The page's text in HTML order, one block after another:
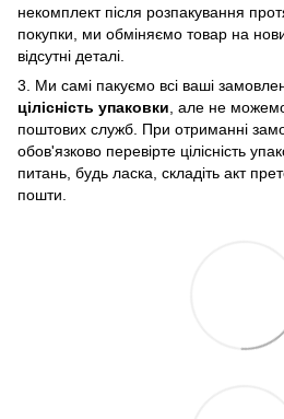
некомплект після розпакування
покупки, ми обміняємо товар на
відсутні деталі.
3. Ми самі пакуємо всі ваші
цілісність упаковки , але не
поштових служб. При отриманні
обов'язково перевірте цілісність
питань, будь ласка, складіть акт
пошти.